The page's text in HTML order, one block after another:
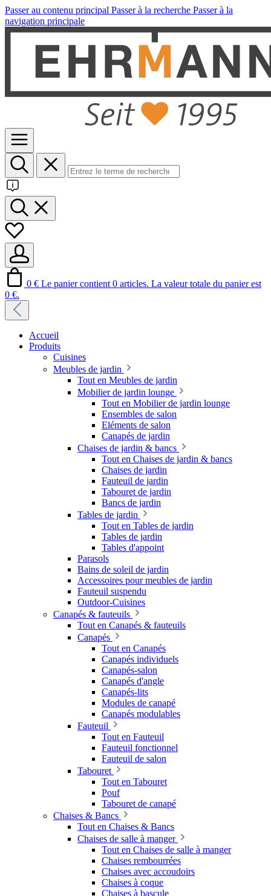
Passer au contenu principal Passer à la recherche Passer à la
navigation principale
0 € Le panier contient 0 articles. La valeur totale du panier est
0 €.
Accueil
Produits
Cuisines
Meubles de jardin
Tout en Meubles de jardin
Mobilier de jardin lounge
Tout en Mobilier de jardin lounge
Ensembles de salon
Eléments de salon
Canapés de jardin
Chaises de jardin & bancs
Tout en Chaises de jardin & bancs
Chaises de jardin
Fauteuil de jardin
Tabouret de jardin
Bancs de jardin
Tables de jardin
Tout en Tables de jardin
Tables de jardin
Tables d'appoint
Parasols
Bains de soleil de jardin
Accessoires pour meubles de jardin
Fauteuil suspendu
Outdoor-Cuisines
Canapés & fauteuils
Tout en Canapés & fauteuils
Canapés
Tout en Canapés
Canapés individuels
Canapés-salon
Canapés d'angle
Canapés-lits
Modules de canapé
Canapés modulables
Fauteuil
Tout en Fauteuil
Fauteuil fonctionnel
Fauteuil de salon
Tabouret
Tout en Tabouret
Pouf
Tabouret de canapé
Chaises & Bancs
Tout en Chaises & Bancs
Chaises de salle à manger
Tout en Chaises de salle à manger
Chaises rembourrées
Chaises avec accoudoirs
Chaises à coque
Chaises à bascule